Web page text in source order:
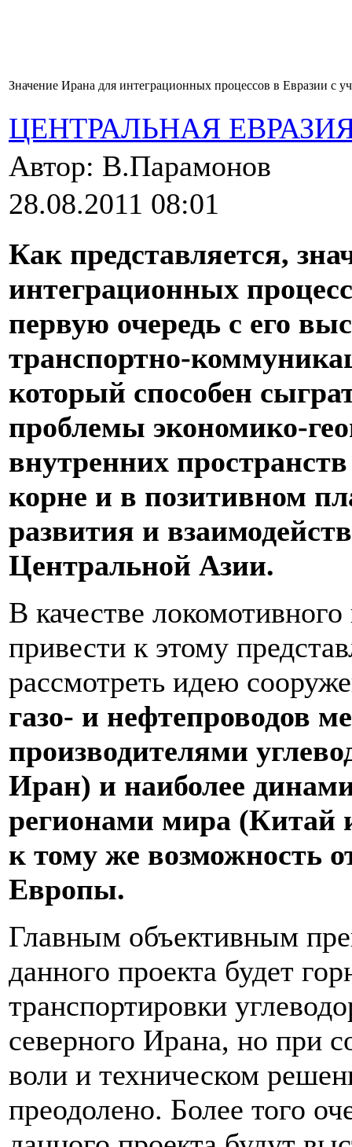
Значение Ирана для интеграционных процессов в Евразии с
ЦЕНТРАЛЬНАЯ
Автор: В.Парамонов
28.08.2011 08:01
Как представляется,
интеграционных
первую очередь с его
транспортно-
который способен
проблемы экономико-
внутренних
корне и в позитивном
развития и
Центральной Азии.
В качестве
привести к этому
рассмотреть идею
газо- и нефтепроводов
производителями
Иран) и наиболее
регионами мира (Китай
к тому же возможность
Европы.
Главным объективным
данного проекта будет
транспортировки
северного Ирана, но при
воли и техническом
преодолено. Более того